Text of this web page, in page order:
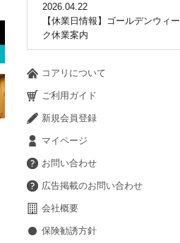
2026.04.22
【休業日情報】ゴールデンウィー
ク休業案内
コアリについて
ご利用ガイド
新規会員登録
マイページ
お問い合わせ
広告掲載のお問い合わせ
会社概要
保険勧誘方針